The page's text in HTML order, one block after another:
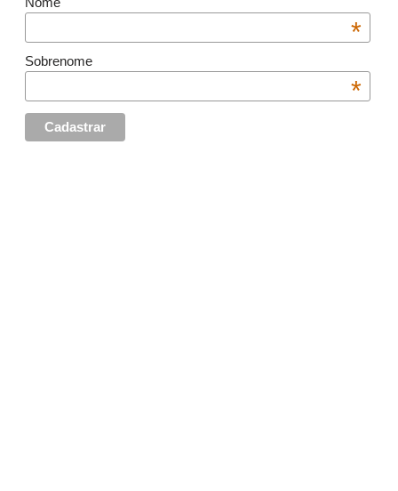
*
Sobrenome
*